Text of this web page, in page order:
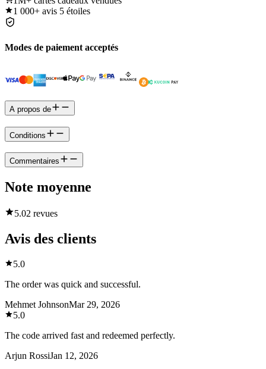
1 000+ avis 5 étoiles
Modes de paiement acceptés
A propos de
Conditions
Commentaires
Note moyenne
5.02 revues
Avis des clients
5.0
The order was quick and successful.
Mehmet JohnsonMar 29, 2026
5.0
The code arrived fast and redeemed perfectly.
Arjun RossiJan 12, 2026